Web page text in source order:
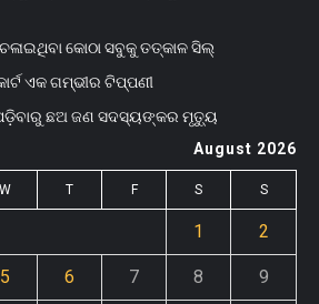
କୋଠା ସବୁକୁ ତତ୍କାଳ ସିଲ୍‌
ଏକ ଗମ୍ଭୀର ଟିପ୍ପଣୀ
ଛଅ ଜଣ ସଦସ୍ୟଙ୍କର ମୃତ୍ୟୁ
August 2026
W T F S S
1 2
5 6 7 8 9